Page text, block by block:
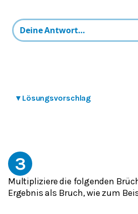
▾ Lösungsvorschlag
3
Multipliziere die folgenden
Ergebnis als Bruch, wie zum